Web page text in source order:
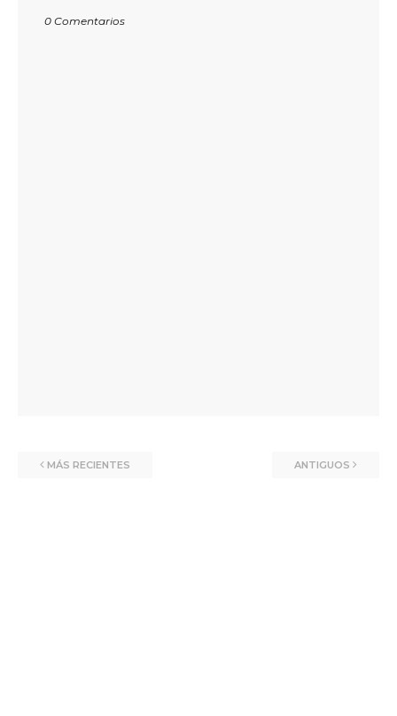
0 Comentarios
MÁS RECIENTES ANTIGUOS